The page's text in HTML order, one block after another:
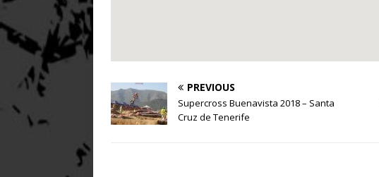
PREVIOUS
Supercross Buenavista 2018 – Santa
Cruz de Tenerife